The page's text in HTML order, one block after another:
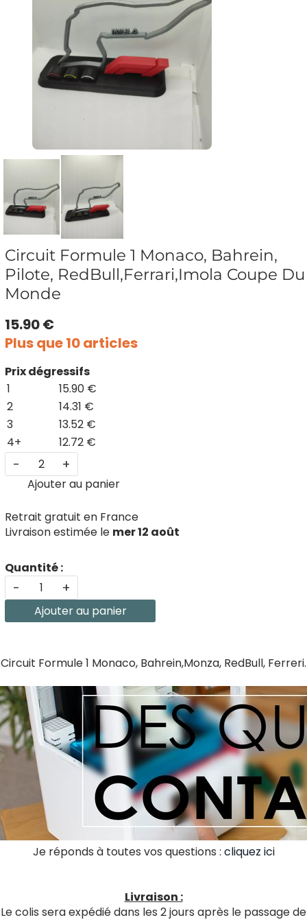
Circuit Formule 1 Monaco, Bahrein,
Pilote, RedBull,Ferrari,Imola Coupe Du
Monde
15.90 €
Plus que 10 articles
Prix dégressifs
1
15.90 €
2
14.31 €
3
13.52 €
4+
12.72 €
- +
Ajouter au panier
Retrait gratuit en France
Livraison estimée le mer 12 août
Quantité :
- +
Ajouter au panier
Circuit Formule 1 Monaco, Bahrein,Monza, RedBull, Ferreri.
Je réponds à toutes vos questions : cliquez ici
Livraison :
Le colis sera expédié dans les 2 jours après le passage de